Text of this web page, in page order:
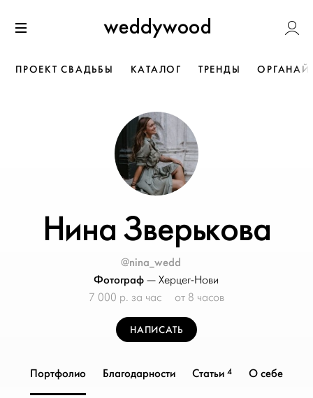
к содержанию
Weddywood
ПРОЕКТ СВАДЬБЫ КАТАЛОГ ТРЕНДЫ
Нина Зверькова
@nina_wedd
Фотограф—Херцег-Нови
7 000 р. за час
от 8 часов
НАПИСАТЬ
Портфолио Благодарности Статьи 4 О себе